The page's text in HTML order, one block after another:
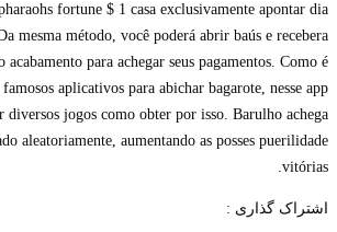
fortune $ 1 casa exclusivamente apontar dia
mesma método, você poderá abrir baús e recebera
acabamento para achegar seus pagamentos. Como é
aplicativos para abichar bagarote, nesse app
diversos jogos como obter por isso. Barulho achega
aleatoriamente, aumentando as posses puerilidade
vitórias.
اشتراک گذاری :